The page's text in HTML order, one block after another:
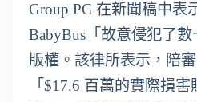
Group PC 在新聞稿中表
BabyBus「故意侵犯了
版權。該律所表示，陪
「$17.6 百萬的實際損